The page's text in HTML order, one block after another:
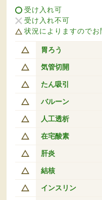
受け入れ可
受け入れ不可
状況によりますので
胃ろう
気管切開
たん吸引
バルーン
人工透析
在宅酸素
肝炎
結核
インスリン